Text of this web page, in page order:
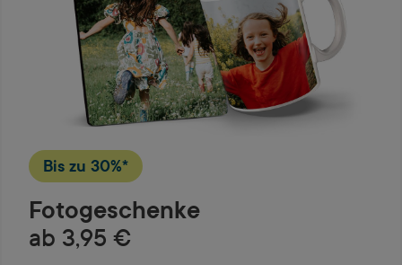
Bis zu 30%*
Fotogeschenke
ab 3,95 €